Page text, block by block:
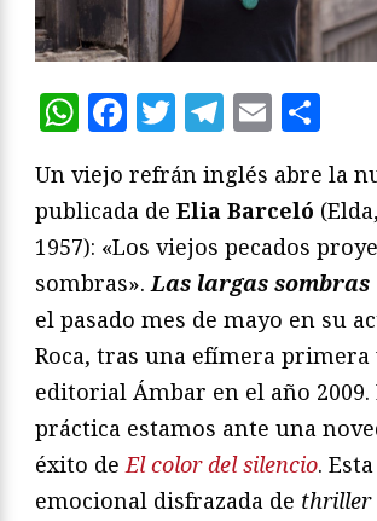
WhatsApp
Facebook
Twitter
Telegram
Email
Un viejo refrán inglés abre la
publicada de Elia Barceló
1957): «Los viejos pecados
sombras».Las largas sombras
el pasado mes de mayo en su
Roca, tras una efímera primera
editorial Ámbar en el año 2009.
práctica estamos ante una
éxito deEl color del silencio.
emocional disfrazada de thriller